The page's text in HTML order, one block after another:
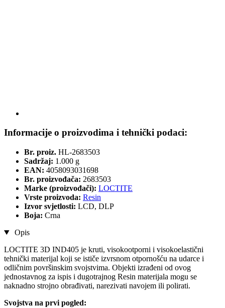
Informacije o proizvodima i tehnički podaci:
Br. proiz. HL-2683503
Sadržaj: 1.000 g
EAN: 4058093031698
Br. proizvođača: 2683503
Marke (proizvođači): LOCTITE
Vrste proizvoda: Resin
Izvor svjetlosti: LCD, DLP
Boja: Crna
Opis
LOCTITE 3D IND405 je kruti, visokootporni i visokoelastični
tehnički materijal koji se ističe izvrsnom otpornošću na udarce i
odličnim površinskim svojstvima. Objekti izrađeni od ovog
jednostavnog za ispis i dugotrajnog Resin materijala mogu se
naknadno strojno obrađivati, narezivati navojem ili polirati.
Svojstva na prvi pogled: